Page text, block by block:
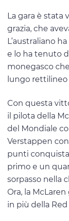
La gara è stata
grazia, che
L’australiano
e lo ha tenuto
monegasco
lungo rettilineo
Con questa
il pilota della
del Mondiale
Verstappen con
punti
primo e un
sorpasso nella
Ora, la
in più della